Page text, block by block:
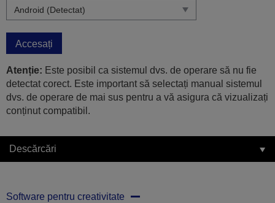
Accesați
Atenție: Este posibil ca sistemul dvs. de operare să nu fie
detectat corect. Este important să selectați manual sistemul
dvs. de operare de mai sus pentru a vă asigura că vizualizați
conținut compatibil.
Descărcări
Software pentru creativitate